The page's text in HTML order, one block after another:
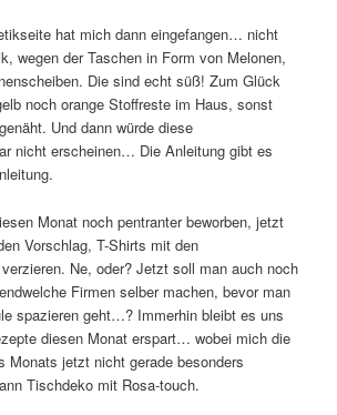
hat mich dann eingefangen… nicht
wegen der Taschen in Form von Melonen,
Die sind echt süß! Zum Glück
noch orange Stoffreste im Haus, sonst
Und dann würde diese
nicht erscheinen… Die Anleitung gibt es
Monat noch pentranter beworben, jetzt
Vorschlag, T-Shirts mit den
Ne, oder? Jetzt soll man auch noch
Firmen selber machen, bevor man
spazieren geht…? Immerhin bleibt es uns
diesen Monat erspart… wobei mich die
Monats jetzt nicht gerade besonders
Tischdeko mit Rosa-touch.